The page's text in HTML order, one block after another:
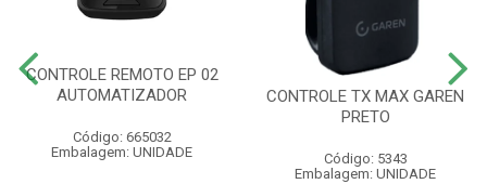
CONTROLE REMOTO EP 02
AUTOMATIZADOR
Código: 665032
Embalagem: UNIDADE
CONTROLE TX MAX GAREN
PRETO
Código: 5343
Embalagem: UNIDADE